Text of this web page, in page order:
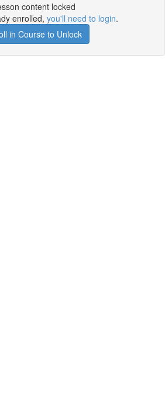
content locked
enrolled, you'll need to login.
in Course to Unlock